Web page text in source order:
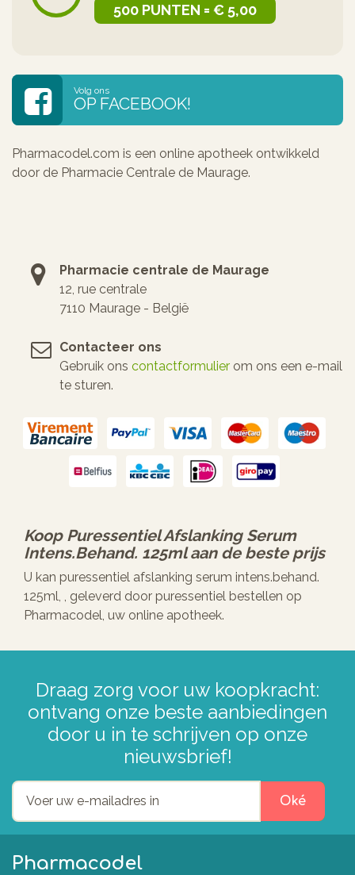
500 PUNTEN = € 5,00
Volg ons
OP FACEBOOK!
Pharmacodel.com is een online apotheek ontwikkeld
door de Pharmacie Centrale de Maurage.
Pharmacie centrale de Maurage
12, rue centrale
7110 Maurage - België
Contacteer ons
Gebruik ons contactformulier om ons een e-mail
te sturen.
Koop Puressentiel Afslanking Serum
Intens.behand. 125mlaan de beste prijs
U kan puressentiel afslanking serum intens.behand.
125ml, , geleverd door puressentiel bestellen op
Pharmacodel, uw online apotheek.
Draag zorg voor uw koopkracht:
ontvang onze beste aanbiedingen
door u in te schrijven op onze
nieuwsbrief!
Oké
Pharmacodel